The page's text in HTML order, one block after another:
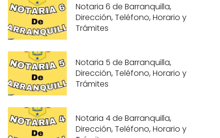
Notaria 6 de Barranquilla,
Dirección, Teléfono, Horario y
Trámites
Notaria 5 de Barranquilla,
Dirección, Teléfono, Horario y
Trámites
Notaria 4 de Barranquilla,
Dirección, Teléfono, Horario y